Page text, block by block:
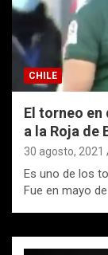
CHILE
El torneo
a la Roja de
30 agosto, 2021
Es uno de los
Fue en mayo